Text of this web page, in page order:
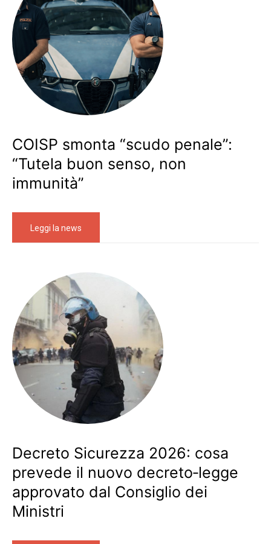
COISP smonta “scudo penale”:
“Tutela buon senso, non
immunità”
Leggi la news
Decreto Sicurezza 2026: cosa
prevede il nuovo decreto‑legge
approvato dal Consiglio dei
Ministri